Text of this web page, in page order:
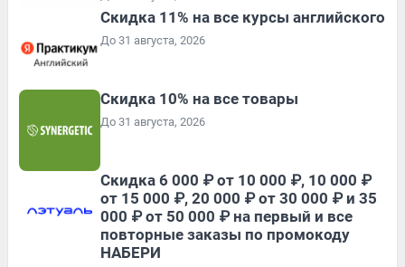
Скидка 11% на все курсы английского
До 31 августа, 2026
Скидка 10% на все товары
До 31 августа, 2026
Скидка 6 000 ₽ от 10 000 ₽, 10 000 ₽
от 15 000 ₽, 20 000 ₽ от 30 000 ₽ и 35
000 ₽ от 50 000 ₽ на первый и все
повторные заказы по промокоду
НАБЕРИ